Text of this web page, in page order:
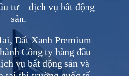
tư – dịch vụ bất động
sản.
Đất Xanh Premium
Công ty hàng đầu
vụ bất động sản và